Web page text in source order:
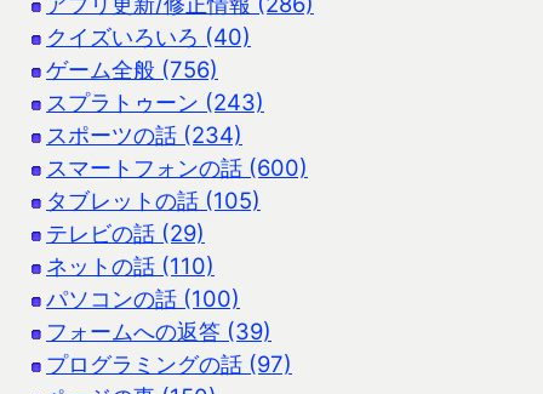
クイズいろいろ (40)
ゲーム全般 (756)
スプラトゥーン (243)
スポーツの話 (234)
スマートフォンの話 (600)
タブレットの話 (105)
テレビの話 (29)
ネットの話 (110)
パソコンの話 (100)
フォームへの返答 (39)
プログラミングの話 (97)